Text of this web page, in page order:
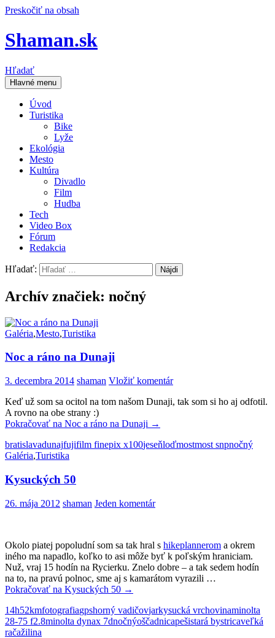
Preskočiť na obsah
Shaman.sk
Hľadať
Hlavné menu
Úvod
Turistika
Bike
Lyže
Ekológia
Mesto
Kultúra
Divadlo
Film
Hudba
Tech
Video Box
Fórum
Redakcia
Hľadať:
Archív značiek: nočný
Galéria,Mesto,Turistika
Noc a ráno na Dunaji
3. decembra 2014 shaman Vložiť komentár
Keď už som sa ocitol na tom našom Dunaji, tak som si ho aj odfotil.
A rovno na obe strany :)
Pokračovať na Noc a ráno na Dunaji →
bratislavadunajfujifilm finepix x100jeseňloďmostmost snpnočný
Galéria,Turistika
Kysuckých 50
26. mája 2012 shaman Jeden komentár
Okolo piatej popoludní som sa tak hral s hikeplannerom a okrem
iného ma napadlo, koľko to asi môže byť k poľským hraniciam.
Nuž, vraj 15 hodín na Rycierku. Znelo dobre – a tak sedem hodín
na to, na pravú polnoc, sme aj s kamarátom vyrazili …
Pokračovať na Kysuckých 50 →
14h52kmfotografiagpshorný vadičovjarkysucká vrchovinaminolta
28-75 f2.8minolta dynax 7dnočnýoščadnicapešistará bystricaveľká
račažilina